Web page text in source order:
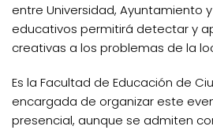
entre Universidad, Ayuntamiento
educativos permitirá detectar y
creativas a los problemas de la
Es la Facultad de Educación de
encargada de organizar este
presencial, aunque se admiten